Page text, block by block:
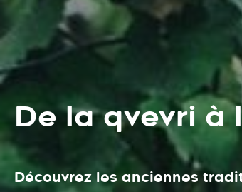
De la qvevri à
Découvrez les anciennes